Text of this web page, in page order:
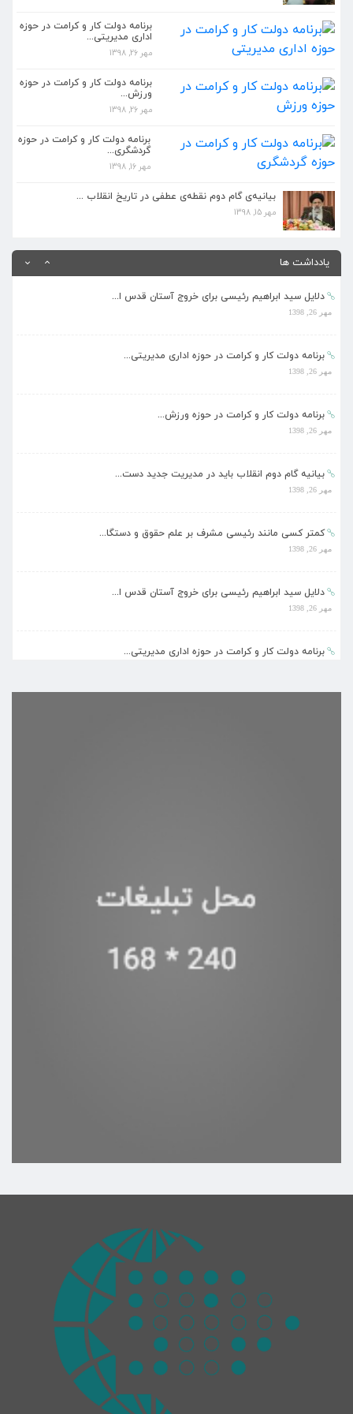
برنامه دولت کار و کرامت در حوزه
اداری مدیریتی...
مهر 26, 1398
برنامه دولت کار و کرامت در حوزه
ورزش...
مهر 26, 1398
برنامه دولت کار و کرامت در حوزه
گردشگری...
مهر 16, 1398
بیانیه‌ی گام دوم نقطه‌ی عطفی در تاریخ انقلاب ...
مهر 15, 1398
یادداشت ها
برنامه دولت کار و کرامت در حوزه اداری مدیریتی...
مهر 26, 1398
مهر 26, 1398
مهر 26, 1398
دلایل سید ابراهیم رئیسی برای خروج آستان قدس ا...
مهر 26, 1398
برنامه دولت کار و کرامت در حوزه اداری مدیریتی...
مهر 26, 1398
برنامه دولت کار و کرامت در حوزه ورزش...
مهر 26, 1398
بیانیه گام دوم انقلاب باید در مدیریت جدید دست...
مهر 26, 1398
کمتر کسی مانند رئیسی مشرف بر علم حقوق و دستگا...
مهر 26, 1398
دلایل سید ابراهیم رئیسی برای خروج آستان قدس ا...
مهر 26, 1398
برنامه دولت کار و کرامت در حوزه اداری مدیریتی...